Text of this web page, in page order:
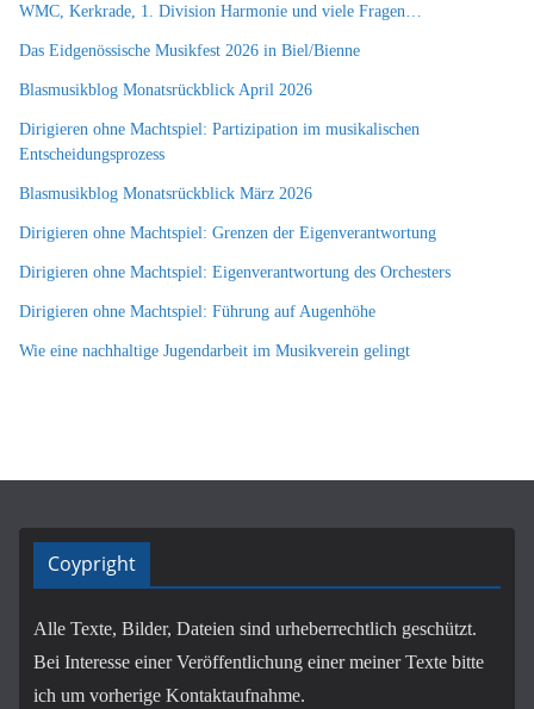
WMC, Kerkrade, 1. Division Harmonie und viele Fragen…
Das Eidgenössische Musikfest 2026 in Biel/Bienne
Blasmusikblog Monatsrückblick April 2026
Dirigieren ohne Machtspiel: Partizipation im musikalischen
Entscheidungsprozess
Blasmusikblog Monatsrückblick März 2026
Dirigieren ohne Machtspiel: Grenzen der Eigenverantwortung
Dirigieren ohne Machtspiel: Eigenverantwortung des Orchesters
Dirigieren ohne Machtspiel: Führung auf Augenhöhe
Wie eine nachhaltige Jugendarbeit im Musikverein gelingt
Coypright
Alle Texte, Bilder, Dateien sind urheberrechtlich geschützt.
Bei Interesse einer Veröffentlichung einer meiner Texte bitte
ich um vorherige Kontaktaufnahme.